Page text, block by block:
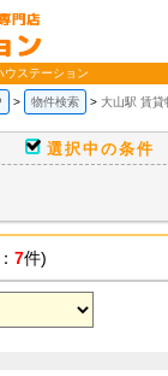
/mobile_img/
ウステーション
物件検索 大山駅 賃貸
選択中の条件
7件)